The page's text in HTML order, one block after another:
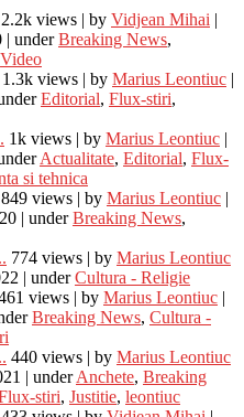
2.2k views | by Vidjean Mihai |
| underBreaking News,
Video
1.3k views | by Marius Leontiuc |
Editorial, Flux-stiri,
1k views | by Marius Leontiuc |
Actualitate, Editorial, Flux-
si tehnica
849 views | by Marius Leontiuc |
| underBreaking News,
774 views | by Marius Leontiuc
| underCultura - Religie
views | by Marius Leontiuc |
Breaking News, Cultura -
440 views | by Marius Leontiuc
| underAnchete, Breaking
stiri, Justitie, leontiuc